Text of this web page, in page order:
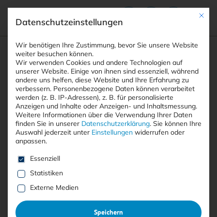
Suchfeld
Suchen
Breadcrumb-Navigation
STARTSEITE
ARTIKEL
KONTROLLE STATT ABHÄNGIGKEIT: DIGITALE …
Inhaltsverzeichnis
Anzeige
Kontrolle statt Abhängigkeit:
Mit
Datenschutzeinstellungen
Wir benötigen Ihre Zustimmung, bevor Sie unsere Website
weiter besuchen können.
Wir verwenden Cookies und andere Technologien auf
unserer Website. Einige von ihnen sind essenziell, während
andere uns helfen, diese Website und Ihre Erfahrung zu
verbessern. Personenbezogene Daten können verarbeitet
werden (z. B. IP-Adressen), z. B. für personalisierte
Anzeigen und Inhalte oder Anzeigen- und Inhaltsmessung.
Weitere Informationen über die Verwendung Ihrer Daten
finden Sie in unserer Datenschutzerklärung. Sie können Ihre
Auswahl jederzeit unter Einstellungen widerrufen oder
anpassen.
Es folgt eine Liste der Service-Gruppen, für die eine
Essenziell
Statistiken
Externe Medien
Speichern